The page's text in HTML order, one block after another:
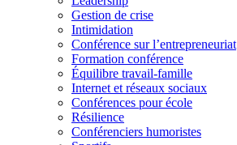
Gestion de crise
Intimidation
Conférence sur l’entrepreneuriat
Formation conférence
Équilibre travail-famille
Internet et réseaux sociaux
Conférences pour école
Résilience
Conférenciers humoristes